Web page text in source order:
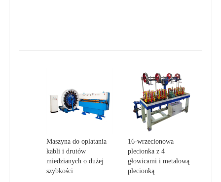
Maszyna do oplatania
kabli i drutów
miedzianych o dużej
szybkości
16-wrzecionowa
plecionka z 4
głowicami i metalową
plecionką